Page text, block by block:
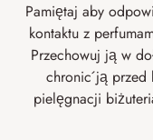
Pamiętaj aby
kontaktu z
Przechowuj ją w
chronić ją przed
pielęgnacji